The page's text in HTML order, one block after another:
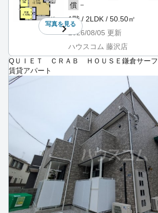
写真を見る
償 －
1階 / 2LDK / 50.50㎡
2026/08/05 更新
ハウスコム 藤沢店
QＵＩＥＴ ＣＲＡＢ ＨＯＵＳＥ鎌倉サーフ
賃貸アパート